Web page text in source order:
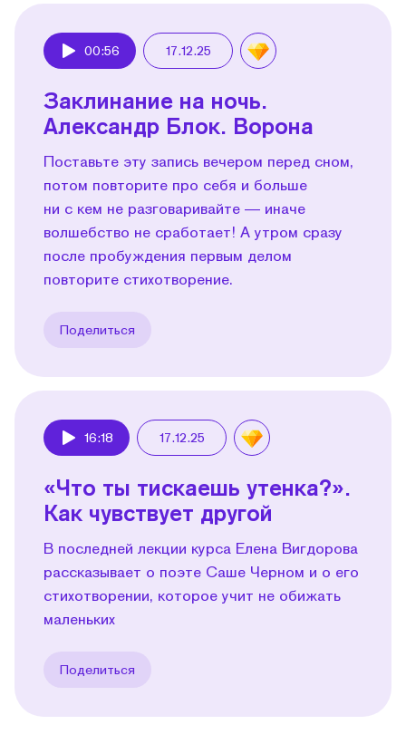
00:56 17.12.25
Заклинание на ночь.
Александр Блок. Ворона
Поставьте эту запись вечером перед сном,
потом повторите про себя и больше
ни с кем не разговаривайте — иначе
волшебство не сработает! А утром сразу
после пробуждения первым делом
повторите стихотворение.
Поделиться
16:18 17.12.25
«Что ты тискаешь утенка?».
Как чувствует другой
В последней лекции курса Елена Вигдорова
рассказывает о поэте Саше Черном и о его
стихотворении, которое учит не обижать
маленьких
Поделиться